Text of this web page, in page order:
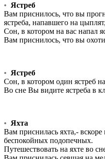
• Ястреб
Вам приснилось, что вы
ястреба, напавшего на
Сон, в котором на вас напал
Вам приснилось, что вы
• Ястреб
Сон, в котором один ястреб
Во сне Вы видите ястреба в
• Яхта
Вам приснилась яхта,-
беспокойных подопечных.
Путешествовать на яхте во